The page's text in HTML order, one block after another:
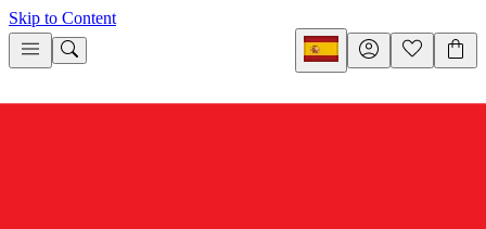
Skip to Content